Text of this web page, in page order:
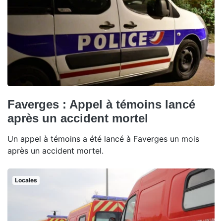
Faverges : Appel à témoins lancé
après un accident mortel
Un appel à témoins a été lancé à Faverges un mois
après un accident mortel.
Locales